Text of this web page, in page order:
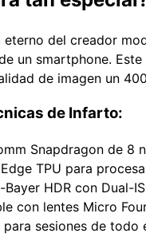
del creador
un smartphone.
de imagen un
de Infarto:
Snapdragon de 8
TPU para
Bayer HDR con Dual-
con lentes Micro
sesiones de todo